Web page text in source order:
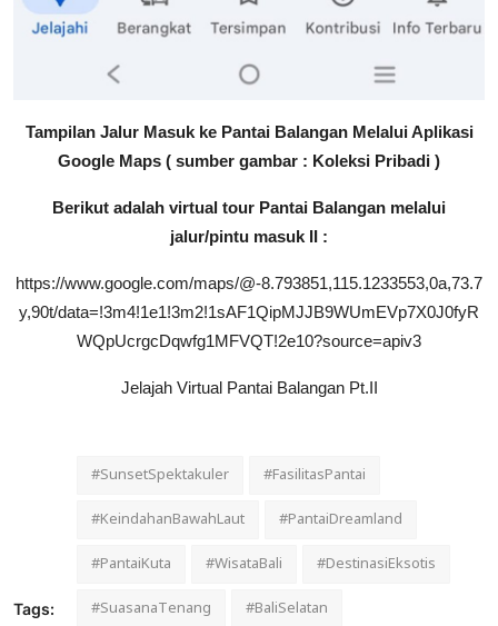
Tampilan Jalur Masuk ke Pantai Balangan Melalui Aplikasi
Google Maps ( sumber gambar : Koleksi Pribadi )
Berikut adalah virtual tour Pantai Balangan melalui
jalur/pintu masuk II :
https://www.google.com/maps/@-8.793851,115.1233553,0a,73.7
y,90t/data=!3m4!1e1!3m2!1sAF1QipMJJB9WUmEVp7X0J0fyR
WQpUcrgcDqwfg1MFVQT!2e10?source=apiv3
Jelajah Virtual Pantai Balangan Pt.II
Tags:
#SunsetSpektakuler
#FasilitasPantai
#KeindahanBawahLaut
#PantaiDreamland
#PantaiKuta
#WisataBali
#DestinasiEksotis
#SuasanaTenang
#BaliSelatan